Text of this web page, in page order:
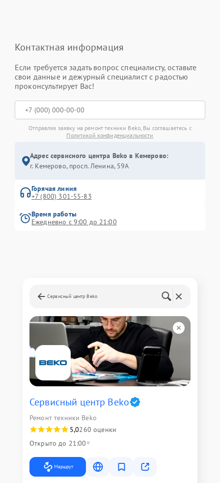
Контактная информация
Если требуется задать вопрос специалисту, оставьте
свои данные и дежурный специалист с радостью
проконсультирует Вас!
Отправляя заявку на ремонт техники Beko, Вы соглашаетесь с
Политикой конфиденциальности
Адрес сервисного центра Beko в Кемерово:
г. Кемерово, просп. Ленина, 59А
Горячая линия
+7 (800) 301-55-83
Время работы
Ежедневно с 9:00 до 21:00
Сервисный центр Beko
Сервисный центр Beko
Ремонт техники Beko
5,0260 оценки
Открыто до 21:00
Маршрут